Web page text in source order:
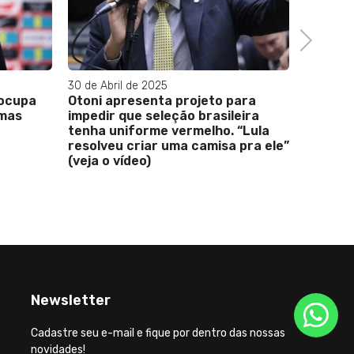
30 de Abril de 2025
Otoni apresenta projeto para
impedir que seleção brasileira
tenha uniforme vermelho. “Lula
resolveu criar uma camisa pra ele”
(veja o vídeo)
Jogos
Next
Newsletter
Cadastre seu e-mail e fique por dentro das nossas
novidades!